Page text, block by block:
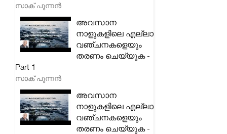
സാക് പുന്നൻ
അവസാന
നാളുകളിലെ എല്ലാ
വഞ്ചനകളെയും
തരണം ചെയ്യുക -
Part 1
സാക് പുന്നൻ
അവസാന
നാളുകളിലെ എല്ലാ
വഞ്ചനകളെയും
തരണം ചെയ്യുക -